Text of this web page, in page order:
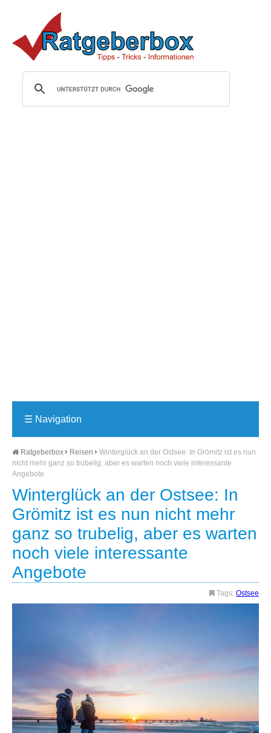
☰ Navigation
Ratgeberbox Reisen
Winterglück an der Ostsee: In Grömitz ist es nun
nicht mehr ganz so trubelig, aber es warten noch viele interessante
Angebote
Winterglück an der Ostsee: In
Grömitz ist es nun nicht mehr
ganz so trubelig, aber es warten
noch viele interessante
Angebote
Tags: Ostsee